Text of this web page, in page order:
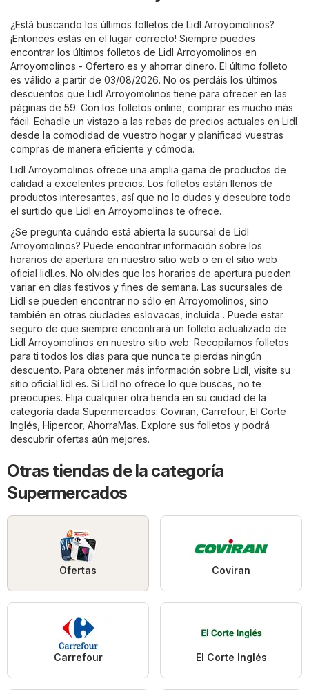
¿Está buscando los últimos folletos de Lidl Arroyomolinos?
¡Entonces estás en el lugar correcto! Siempre puedes
encontrar los últimos folletos de Lidl Arroyomolinos en
Arroyomolinos - Ofertero.es y ahorrar dinero. El último folleto
es válido a partir de 03/08/2026. No os perdáis los últimos
descuentos que Lidl Arroyomolinos tiene para ofrecer en las
páginas de 59. Con los folletos online, comprar es mucho más
fácil. Echadle un vistazo a las rebas de precios actuales en Lidl
desde la comodidad de vuestro hogar y planificad vuestras
compras de manera eficiente y cómoda.
Lidl Arroyomolinos ofrece una amplia gama de productos de
calidad a excelentes precios. Los folletos están llenos de
productos interesantes, así que no lo dudes y descubre todo
el surtido que Lidl en Arroyomolinos te ofrece.
¿Se pregunta cuándo está abierta la sucursal de Lidl
Arroyomolinos? Puede encontrar información sobre los
horarios de apertura en nuestro sitio web o en el sitio web
oficial lidl.es. No olvides que los horarios de apertura pueden
variar en días festivos y fines de semana. Las sucursales de
Lidl se pueden encontrar no sólo en Arroyomolinos, sino
también en otras ciudades eslovacas, incluida . Puede estar
seguro de que siempre encontrará un folleto actualizado de
Lidl Arroyomolinos en nuestro sitio web. Recopilamos folletos
para ti todos los días para que nunca te pierdas ningún
descuento. Para obtener más información sobre Lidl, visite su
sitio oficial lidl.es. Si Lidl no ofrece lo que buscas, no te
preocupes. Elija cualquier otra tienda en su ciudad de la
categoría dada Supermercados: Coviran Carrefour, El Corte
Inglés Hipercor, AhorraMas. Explore sus folletos y podrá
descubrir ofertas aún mejores.
Otras tiendas de la categoría
Supermercados
Ofertas Coviran
Carrefour El Corte Inglés